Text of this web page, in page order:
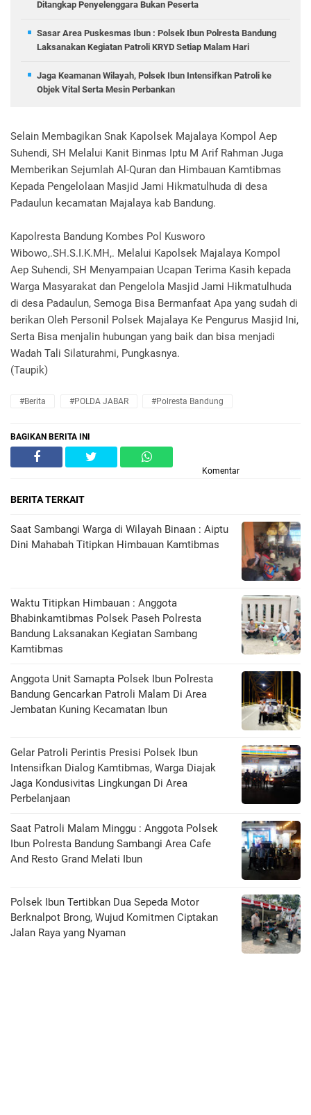
Ditangkap Penyelenggara Bukan Peserta
Sasar Area Puskesmas Ibun : Polsek Ibun Polresta Bandung
Laksanakan Kegiatan Patroli KRYD Setiap Malam Hari
Jaga Keamanan Wilayah, Polsek Ibun Intensifkan Patroli ke
Objek Vital Serta Mesin Perbankan
Selain Membagikan Snak Kapolsek Majalaya Kompol Aep
Suhendi, SH Melalui Kanit Binmas Iptu M Arif Rahman Juga
Memberikan Sejumlah Al-Quran dan Himbauan Kamtibmas
Kepada Pengelolaan Masjid Jami Hikmatulhuda di desa
Padaulun kecamatan Majalaya kab Bandung.
Kapolresta Bandung Kombes Pol Kusworo
Wibowo,.SH.S.I.K.MH,. Melalui Kapolsek Majalaya Kompol
Aep Suhendi, SH Menyampaian Ucapan Terima Kasih kepada
Warga Masyarakat dan Pengelola Masjid Jami Hikmatulhuda
di desa Padaulun, Semoga Bisa Bermanfaat Apa yang sudah di
berikan Oleh Personil Polsek Majalaya Ke Pengurus Masjid Ini,
Serta Bisa menjalin hubungan yang baik dan bisa menjadi
Wadah Tali Silaturahmi, Pungkasnya.
(Taupik)
#Berita #POLDA JABAR #Polresta Bandung
BAGIKAN BERITA INI
Komentar
BERITA TERKAIT
Saat Sambangi Warga di Wilayah Binaan : Aiptu
Dini Mahabah Titipkan Himbauan Kamtibmas
Waktu Titipkan Himbauan : Anggota
Bhabinkamtibmas Polsek Paseh Polresta
Bandung Laksanakan Kegiatan Sambang
Kamtibmas
Anggota Unit Samapta Polsek Ibun Polresta
Bandung Gencarkan Patroli Malam Di Area
Jembatan Kuning Kecamatan Ibun
Gelar Patroli Perintis Presisi Polsek Ibun
Intensifkan Dialog Kamtibmas, Warga Diajak
Jaga Kondusivitas Lingkungan Di Area
Perbelanjaan
Saat Patroli Malam Minggu : Anggota Polsek
Ibun Polresta Bandung Sambangi Area Cafe
And Resto Grand Melati Ibun
Polsek Ibun Tertibkan Dua Sepeda Motor
Berknalpot Brong, Wujud Komitmen Ciptakan
Jalan Raya yang Nyaman